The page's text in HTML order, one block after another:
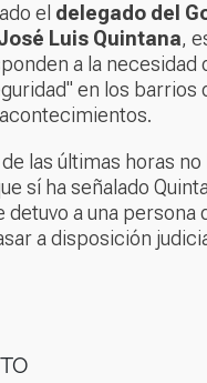
el delegado del
Luis Quintana,
a la necesidad
en los barrios
las últimas horas no
sí ha señalado
detuvo a una persona
a disposición